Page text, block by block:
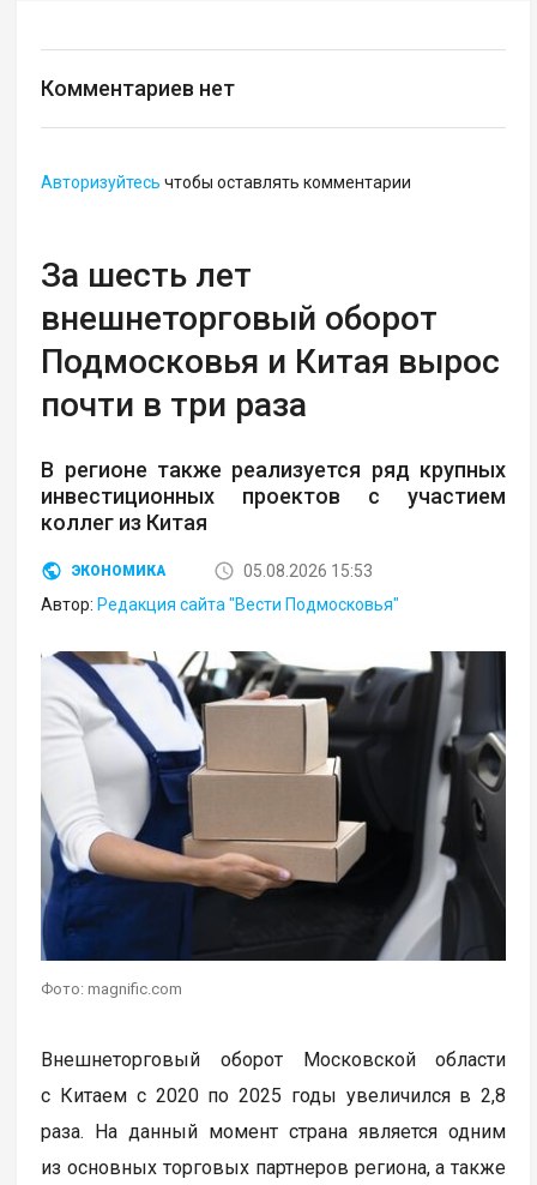
Комментариев нет
Авторизуйтесь чтобы оставлять комментарии
За шесть лет
внешнеторговый оборот
Подмосковья и Китая вырос
почти в три раза
В регионе также реализуется ряд крупных
инвестиционных проектов с участием
коллег из Китая
ЭКОНОМИКА
05.08.2026 15:53
Автор: Редакция сайта "Вести Подмосковья"
Фото: magnific.com
Внешнеторговый оборот Московской области
с Китаем с 2020 по 2025 годы увеличился в 2,8
раза. На данный момент страна является одним
из основных торговых партнеров региона, а также